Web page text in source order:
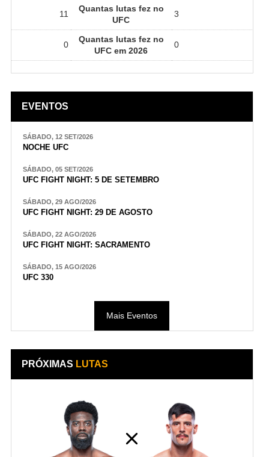
11
Quantas lutas fez no
UFC
3
0
Quantas lutas fez no
UFC em 2026
0
EVENTOS
SÁBADO, 12 SET/2026
NOCHE UFC
SÁBADO, 05 SET/2026
UFC FIGHT NIGHT: 5 DE SETEMBRO
SÁBADO, 29 AGO/2026
UFC FIGHT NIGHT: 29 DE AGOSTO
SÁBADO, 22 AGO/2026
UFC FIGHT NIGHT: SACRAMENTO
SÁBADO, 15 AGO/2026
UFC 330
Mais Eventos
PRÓXIMAS LUTAS